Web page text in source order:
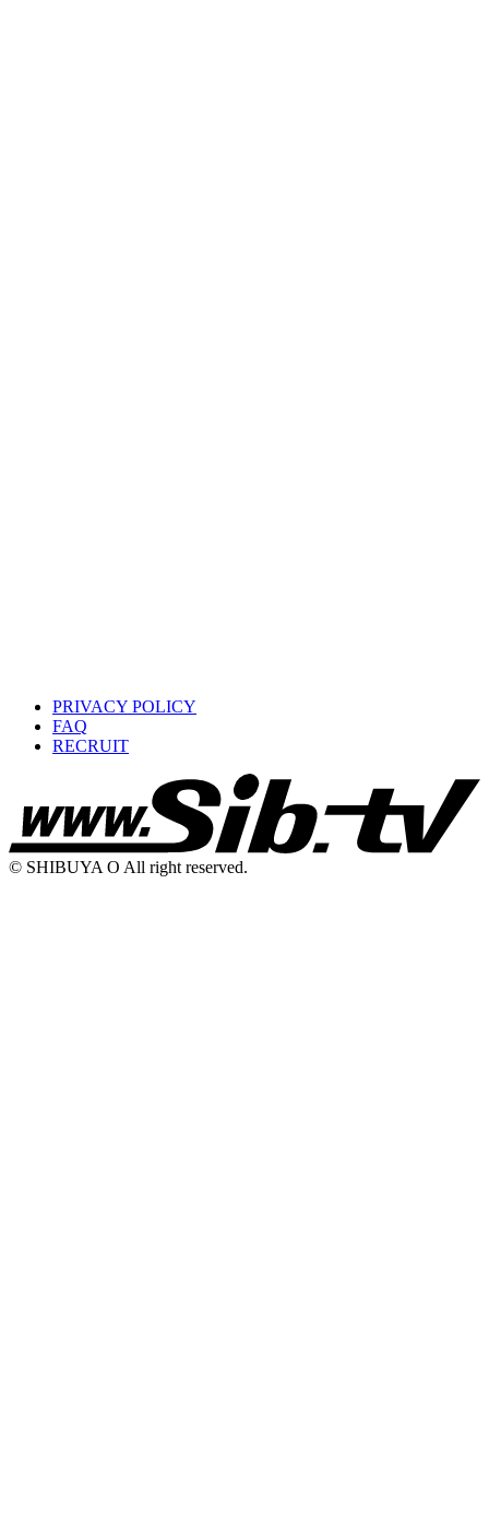
PRIVACY POLICY
FAQ
RECRUIT
© SHIBUYA O All right reserved.